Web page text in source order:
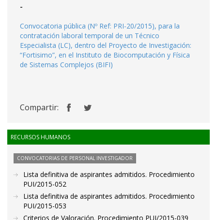
-
Convocatoria pública (Nº Ref: PRI-20/2015), para la
contratación laboral temporal de un Técnico
Especialista (LC), dentro del Proyecto de Investigación:
“Fortisimo”, en el Instituto de Biocomputación y Física
de Sistemas Complejos (BIFI)
Compartir:
RECURSOS HUMANOS
CONVOCATORIAS DE PERSONAL INVESTIGADOR
Lista definitiva de aspirantes admitidos. Procedimiento
PUI/2015-052
Lista definitiva de aspirantes admitidos. Procedimiento
PUI/2015-053
Criterios de Valoración. Procedimiento PUI/2015-039